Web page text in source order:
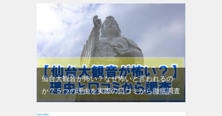
仙台大観音が怖い？なぜ怖いと言われるの
か？５つの理由を実際の口コミから徹底調査